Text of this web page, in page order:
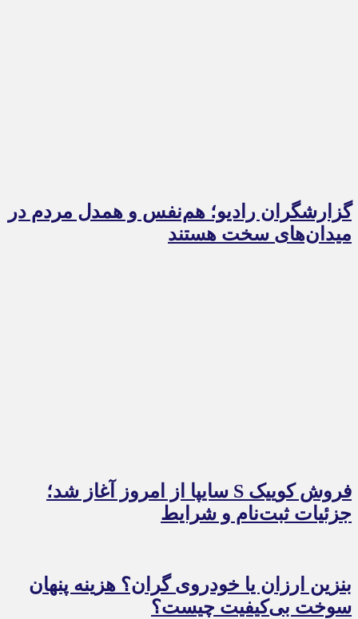
گزارشگران رادیو؛ هم‌نفس و همدل مردم در
میدان‌های سخت هستند
فروش کوییک S سایپا از امروز آغاز شد؛
جزئیات ثبت‌نام و شرایط
بنزین ارزان یا خودروی گران؟ هزینه پنهان
سوخت بی‌کیفیت چیست؟